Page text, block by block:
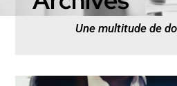
Une multitude de